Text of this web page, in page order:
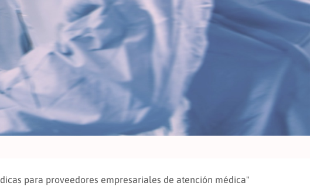
para proveedores empresariales de atención médica"